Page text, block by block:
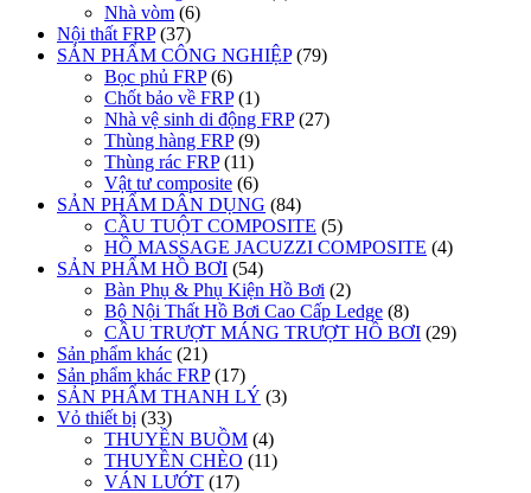
Nhà vòm (6)
Nội thất FRP (37)
SẢN PHẨM CÔNG NGHIỆP (79)
Bọc phủ FRP (6)
Chốt bảo về FRP (1)
Nhà vệ sinh di động FRP (27)
Thùng hàng FRP (9)
Thùng rác FRP (11)
Vật tư composite (6)
SẢN PHẨM DÂN DỤNG (84)
CẦU TUỘT COMPOSITE (5)
HỒ MASSAGE JACUZZI COMPOSITE (4)
SẢN PHẨM HỒ BƠI (54)
Bàn Phụ & Phụ Kiện Hồ Bơi (2)
Bộ Nội Thất Hồ Bơi Cao Cấp Ledge (8)
CẦU TRƯỢT MÁNG TRƯỢT HỒ BƠI (29)
Sản phẩm khác (21)
Sản phẩm khác FRP (17)
SẢN PHẨM THANH LÝ (3)
Vỏ thiết bị (33)
THUYỀN BUỒM (4)
THUYỀN CHÈO (11)
VÁN LƯỚT (17)